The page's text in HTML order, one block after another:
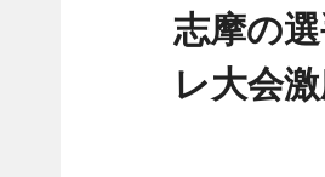
志摩の
レ大会